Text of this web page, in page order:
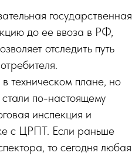
государственная
до ее ввоза в РФ,
отследить путь
техническом плане, но
по-настоящему
инспекция и
с ЦРПТ. Если раньше
то сегодня любая